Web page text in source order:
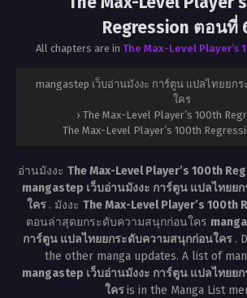
Regression ตอนที่
All chapters are in The Max-Level Player’s
mangastep เว็บอ่านมังงะ การ์ตูน แปลไทยยก
ใคร
› The Max-Level Player’s 100th
The Max-Level Player’s 100th
อ่านมังงะ The Max-Level Player’s 100th
mangastep เว็บอ่านมังงะ การ์ตูน แปลไทยย
ใคร . มังงะ The Max-Level Player’s 100th
ตอนล่าสุดยกระดับความสนุกก่อนใคร
การ์ตูน แปลไทยยกระดับความสนุกก่อนใคร .
the other manga updates. A list of
mangastep เว็บอ่านมังงะ การ์ตูน แปลไทยย
ใครis in the Manga List